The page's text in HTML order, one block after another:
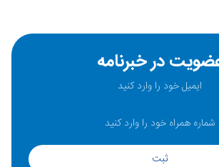
در خبرنامه
ثبت